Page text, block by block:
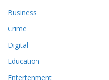
Business
Crime
Digital
Education
Entertenment